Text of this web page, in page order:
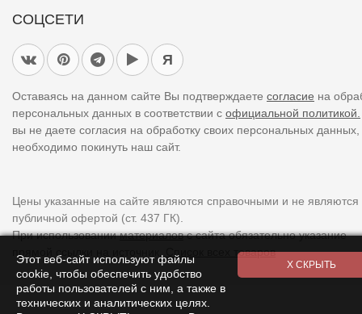
СОЦСЕТИ
Я
Оставаясь на данном сайте Вы подтверждаете согласие на
персональных данных в соответствии с официальной политикой.
вы не даете согласия на обработку своих персональных
необходимо покинуть наш сайт.
Цены указанные на сайте являются справочными и не являются
публичной офертой (ст. 437 ГК).
При использованииматериаловс сайта обязательно указание
Список всех товаров
Этот веб-сайт используют файлы
cookie, чтобы обеспечить удобство
работы пользователей с ним, а также в
технических и аналитических целях.